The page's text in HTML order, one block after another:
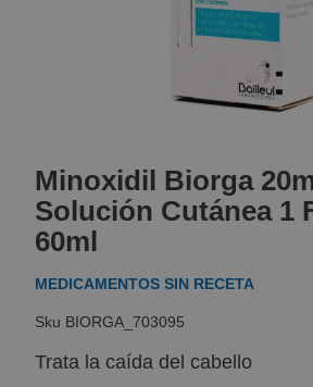
the
beginning
of
the
gallery
Minoxidil Biorga
Solución Cutánea 1
60ml
MEDICAMENTOS SIN RECETA
BIORGA_703095
Trata la caída del cabello